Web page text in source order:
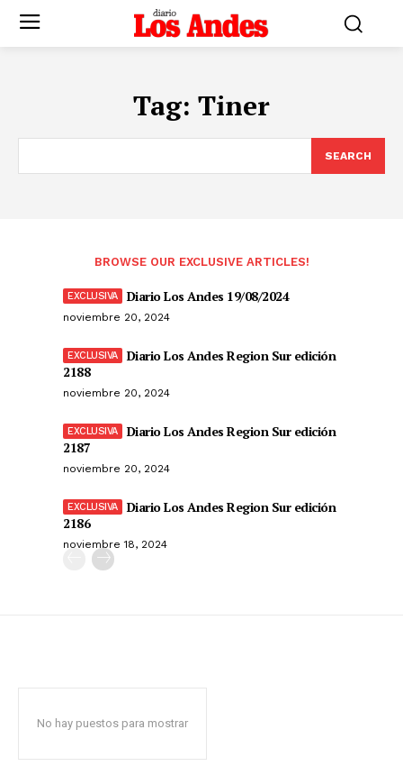
Tag: Tiner
SEARCH
BROWSE OUR EXCLUSIVE ARTICLES!
Diario Los Andes 19/08/2024
noviembre 20, 2024
Diario Los Andes Region Sur edición
2188
noviembre 20, 2024
Diario Los Andes Region Sur edición
2187
noviembre 20, 2024
Diario Los Andes Region Sur edición
2186
noviembre 18, 2024
No hay puestos para mostrar